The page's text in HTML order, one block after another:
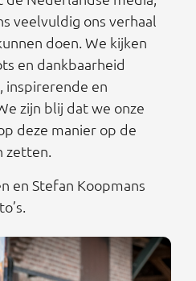
veelvuldig ons verhaal
doen. We kijken
en dankbaarheid
inspirerende en
zijn blij dat we onze
deze manier op de
zetten.
en Stefan Koopmans